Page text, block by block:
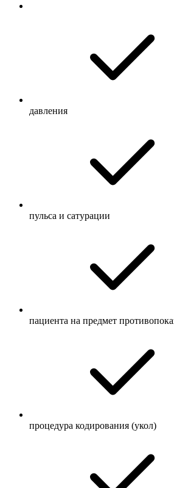
давления
пульса и сатурации
пациента на предмет
процедура кодирования (укол)